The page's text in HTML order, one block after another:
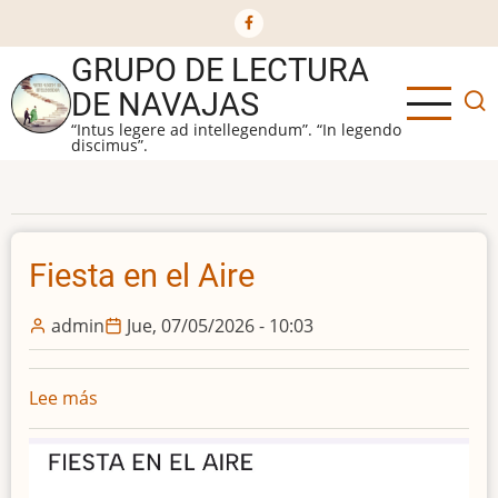
al
contenido
principal
GRUPO DE LECTURA
DE NAVAJAS
“Intus legere ad intellegendum”. “In legendo
discimus”.
Fiesta en el Aire
admin Jue, 07/05/2026 - 10:03
Lee más
Fiesta
en